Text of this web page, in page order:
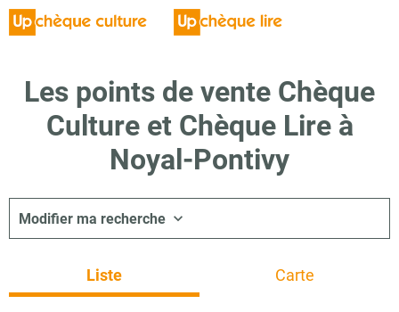
Les points de vente Chèque
Culture et Chèque Lire à
Noyal-Pontivy
Modifier ma recherche
Liste Carte